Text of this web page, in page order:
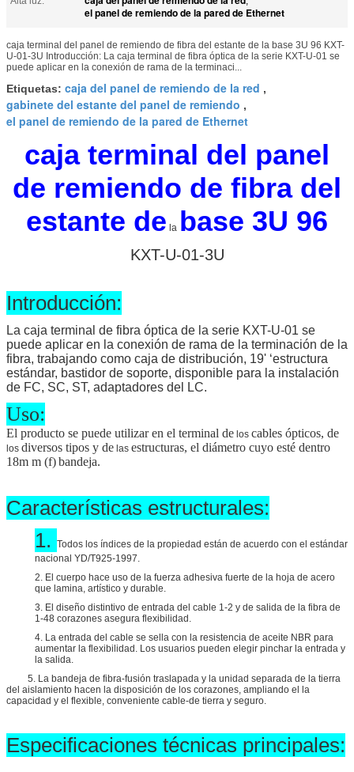
el panel de remiendo de la pared de Ethernet
caja terminal del panel de remiendo de fibra del estante de la base 3U 96 KXT-
U-01-3U Introducción: La caja terminal de fibra óptica de la serie KXT-U-01 se
puede aplicar en la conexión de rama de la terminaci...
Etiquetas: caja del panel de remiendo de la red ,
gabinete del estante del panel de remiendo ,
el panel de remiendo de la pared de Ethernet
caja terminal del panel
de remiendo de fibra del
estante de la base 3U 96
KXT-U-01-3U
Introducción:
La caja terminal de fibra óptica de la serie KXT-U-01 se
puede aplicar en la conexión de rama de la terminación de la
fibra, trabajando como caja de distribución, 19' ‘estructura
estándar, bastidor de soporte, disponible para la instalación
de FC, SC, ST, adaptadores del LC.
Uso:
El producto se puede utilizar en el terminal de los cables ópticos, de
los diversos tipos y de las estructuras, el diámetro cuyo esté dentro
18m m (f)bandeja.
Características estructurales:
1.
Todos los índices de la propiedad están de acuerdo con el estándar
nacional YD/T925-1997.
2. El cuerpo hace uso de la fuerza adhesiva fuerte de la hoja de acero
que lamina, artístico y durable.
3. El diseño distintivo de entrada del cable 1-2 y de salida de la fibra de
1-48 corazones asegura flexibilidad.
4. La entrada del cable se sella con la resistencia de aceite NBR para
aumentar la flexibilidad. Los usuarios pueden elegir pinchar la entrada y
la salida.
5. La bandeja de fibra-fusión traslapada y la unidad separada de la tierra
del aislamiento hacen la disposición de los corazones, ampliando el la
capacidad y el flexible, conveniente cable-de tierra y seguro.
Especificaciones técnicas principales: